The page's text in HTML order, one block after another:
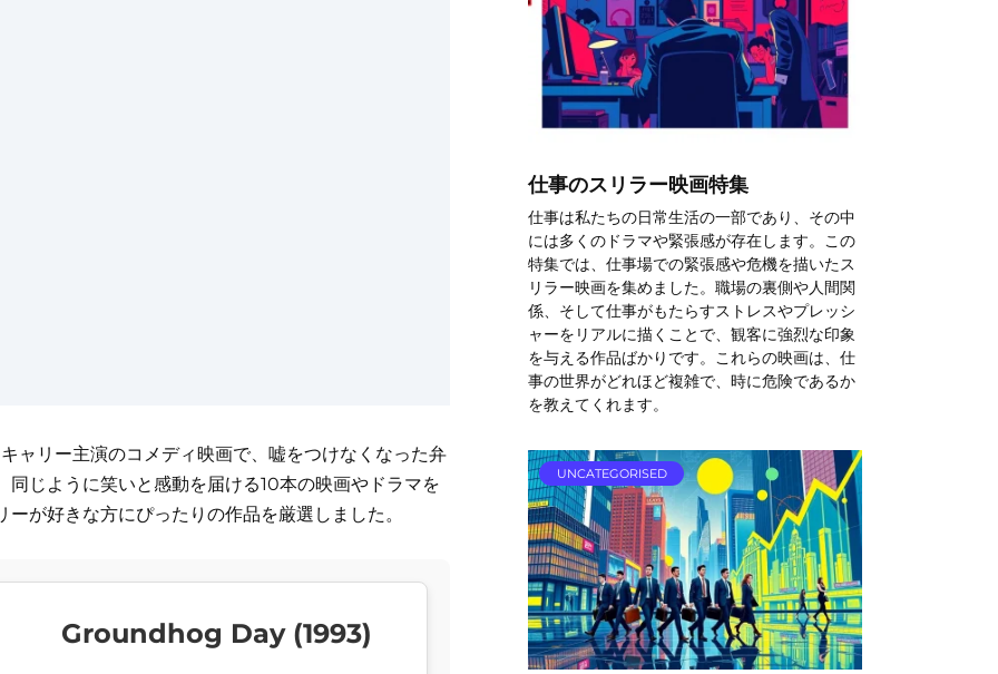
ャリー主演のコメディ映画で、嘘をつけなくなった弁
じように笑いと感動を届ける10本の映画やドラマを
が好きな方にぴったりの作品を厳選しました。
Groundhog Day (1993)
仕事のスリラー映画特集
仕事は私たちの日常生活の一部であり、その中
には多くのドラマや緊張感が存在します。この
特集では、仕事場での緊張感や危機を描いたス
リラー映画を集めました。職場の裏側や人間関
係、そして仕事がもたらすストレスやプレッシ
ャーをリアルに描くことで、観客に強烈な印象
を与える作品ばかりです。これらの映画は、仕
事の世界がどれほど複雑で、時に危険であるか
を教えてくれます。
UNCATEGORISED